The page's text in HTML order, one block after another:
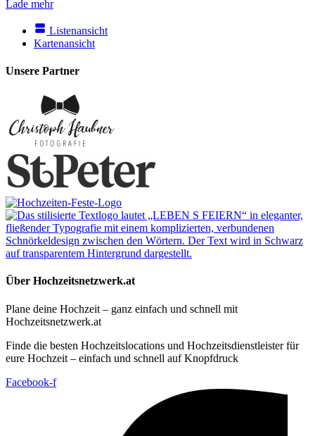
Lade mehr
Listenansicht
Kartenansicht
Unsere Partner
Über Hochzeitsnetzwerk.at
Plane deine Hochzeit – ganz einfach und schnell mit
Hochzeitsnetzwerk.at
Finde die besten Hochzeitslocations und Hochzeitsdienstleister für
eure Hochzeit – einfach und schnell auf Knopfdruck
Facebook-f